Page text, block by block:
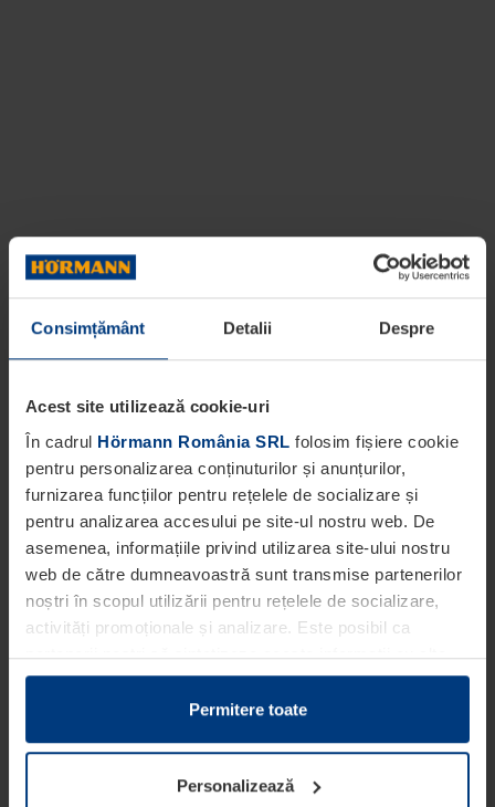
Consimțământ Detalii Despre
Acest site utilizează cookie-uri
În cadrul Hörmann România SRL folosim fișiere cookie
pentru personalizarea conținuturilor și anunțurilor,
furnizarea funcțiilor pentru rețelele de socializare și
pentru analizarea accesului pe site-ul nostru web. De
asemenea, informațiile privind utilizarea site-ului nostru
web de către dumneavoastră sunt transmise partenerilor
noștri în scopul utilizării pentru rețelele de socializare,
activități promoționale și analizare. Este posibil ca
partenerii noștri să sintetizeze aceste informații cu alte
date pe care dumneavoastră le-ați pus la dispoziția
acestora ori care au fost colectate în cadrul utilizării
Din punct de vedere legal, putem stoca fișiere cookie pe
dispozitivul dumneavoastră în cazul în care acestea sunt
Permitere toate
Personalizează